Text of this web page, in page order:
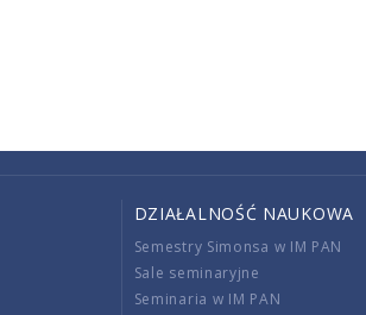
DZIAŁALNOŚĆ NAUKOWA
Semestry Simonsa w IM PAN
Sale seminaryjne
Seminaria w IM PAN